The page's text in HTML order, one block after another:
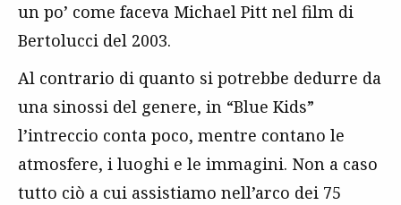
un po’ come faceva Michael Pitt nel film di
Bertolucci del 2003.
Al contrario di quanto si potrebbe dedurre da
una sinossi del genere, in “Blue Kids”
l’intreccio conta poco, mentre contano le
atmosfere, i luoghi e le immagini. Non a caso
tutto ciò a cui assistiamo nell’arco dei 75